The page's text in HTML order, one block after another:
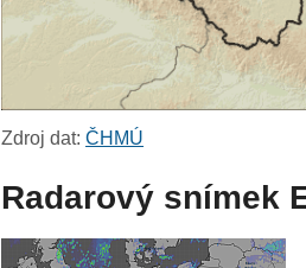
Zdroj dat:ČHMÚ
Radarový snímek